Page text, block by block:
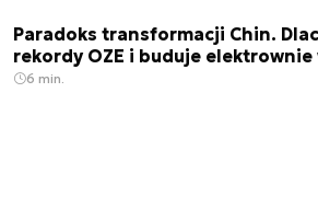
Paradoks transformacji Chin.
rekordy OZE i buduje elektrownie
6 min.